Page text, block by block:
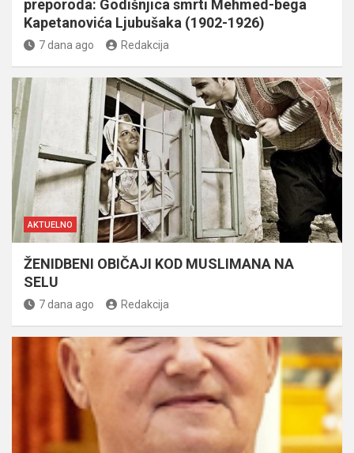
preporoda: Godišnjica smrti Mehmed-bega
Kapetanovića Ljubušaka (1902-1926)
7 dana ago Redakcija
AKTUELNO
ŽENIDBENI OBIČAJI KOD MUSLIMANA NA
SELU
7 dana ago Redakcija